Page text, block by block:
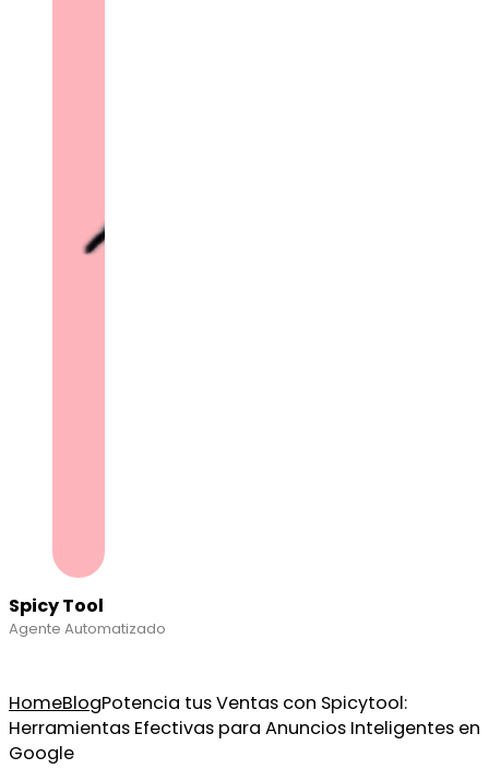
Spicy Tool
Agente Automatizado
HomeBlogPotencia tus Ventas con Spicytool:
Herramientas Efectivas para Anuncios Inteligentes en
Google